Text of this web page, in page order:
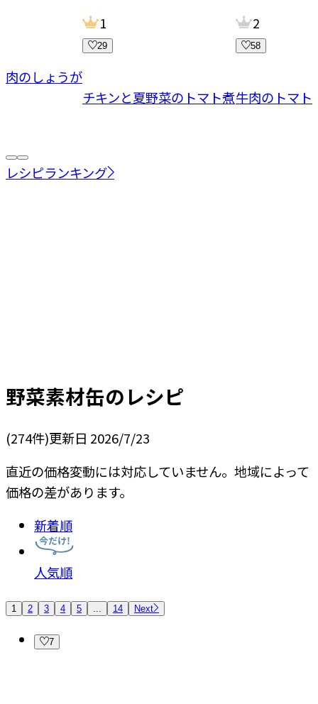
肉のしょうが
1
29
チキンと夏野菜のトマト煮
2
58
牛肉のトマト
レシピランキング
野菜素材缶のレシピ
(274件)更新日 2026/7/23
直近の価格変動には対応していません。地域によって
価格の差があります。
新着順
人気順
1 2 3 4 5 14 Next
7